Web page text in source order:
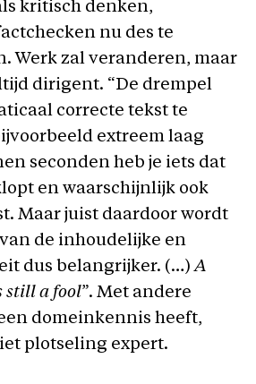
kritisch denken,
nu des te
Werk zal veranderen, maar
dirigent. “De drempel
correcte tekst te
extreem laag
seconden heb je iets dat
en waarschijnlijk ook
Maar juist daardoor wordt
de inhoudelijke en
dus belangrijker. (…)A
still a fool”. Met andere
domeinkennis heeft,
plotseling expert.